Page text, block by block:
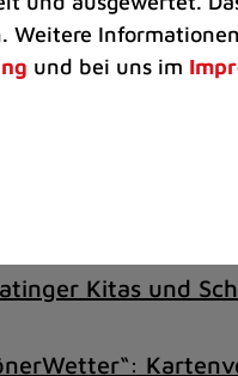
werden folgen.
an der
des Treffs
bis 17 Uhr. Weitere
Kitas und
Weitere
und bei uns im